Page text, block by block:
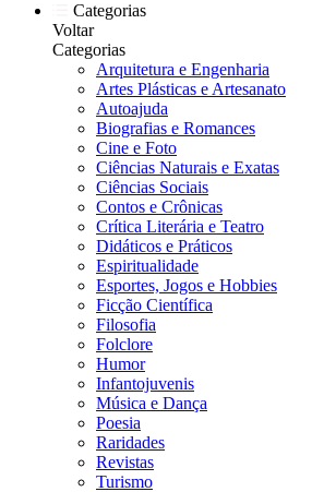
Categorias
Voltar
Categorias
Arquitetura e Engenharia
Artes Plásticas e Artesanato
Autoajuda
Biografias e Romances
Cine e Foto
Ciências Naturais e Exatas
Ciências Sociais
Contos e Crônicas
Crítica Literária e Teatro
Didáticos e Práticos
Espiritualidade
Esportes, Jogos e Hobbies
Ficção Científica
Filosofia
Folclore
Humor
Infantojuvenis
Música e Dança
Poesia
Raridades
Revistas
Turismo